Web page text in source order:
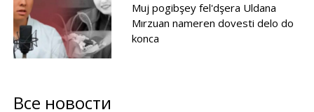
Muj pogibşey fel'dşera Uldana
Mırzuan nameren dovesti delo do
konca
Все новости